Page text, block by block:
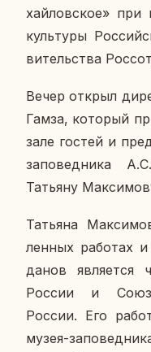
хай­лов­ское»
куль­ту­ры
ви­тель­ства
Вечер открыл
Гамза, ко­то­рый
зале гостей и
за­по­вед­ни­ка
Та­тья­ну
Та­тья­на
лен­ных ра­бо­тах
да­нов яв­ля­ет­ся
России и
России. Его
музея-